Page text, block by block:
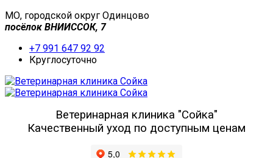
МО, городской округ Одинцово
посёлок ВНИИССОК, 7
+7 991 647 92 92
Круглосуточно
Ветеринарная клиника "Сойка"
Качественный уход по доступным ценам